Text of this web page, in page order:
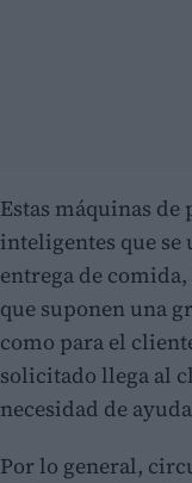
Estas máquinas
inteligentes que
entrega de
que suponen una
como para el
solicitado llega al
necesidad de
Por lo general,